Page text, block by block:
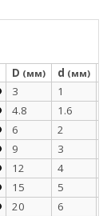
D (мм) d (мм)
3 1
4.8 1.6
6 2
9 3
12 4
15 5
20 6